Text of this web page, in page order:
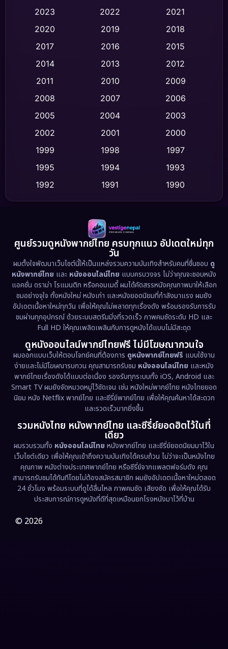
Classic หนังคลาสสิก (47)
Comedy ตลก (436)
Crime อาชญากรรม (513)
Cult Film
Dance เต้น (10)
Detective สืบสวน (59)
Disaster (13)
Disney+ (5)
Documentary สารคดี (93)
Drama ดราม่า (1,460)
Dystopian (17)
Emotional (61)
Epic มหากาพย์ (218)
Erotic (36)
Family ครอบครัว (363)
Fantasy จินตนาการ (326)
Fiction (9)
Film (57)
Gothic
2023
2022
2021
2020
2019
2018
2017
2016
2015
2014
2013
2012
2011
2010
2009
2008
2007
2006
2005
2004
2003
2002
2001
2000
1999
1998
1997
1995
1994
1993
1992
1991
1990
1989
1988
1986
1983
1978
1962
ศูนย์รวมดูหนังพากย์ไทย ครบทุกแนว อัปเดตใหม่ทุก
วัน
ผมตั้งใจพัฒนาเว็บไซต์นี้ให้เป็นแหล่งรวมความบันเทิงสำหรับคนที่ชื่นชอบ ดู
หนังพากย์ไทย และ หนังออนไลน์ไทย แบบครบวงจร ไม่ว่าคุณจะชอบหนัง
แอคชั่น ดราม่า โรแมนติก หรือคอมเมดี้ ผมได้คัดสรรหนังคุณภาพมาให้เลือก
ชมอย่างจุใจ ทั้งหนังใหม่ หนังเก่า และหนังยอดนิยมที่กำลังมาแรง ผมยัง
อัปเดตเนื้อหาใหม่ทุกวัน เพื่อให้คุณไม่พลาดทุกเรื่องดัง พร้อมรองรับการรับ
ชมผ่านทุกอุปกรณ์ ด้วยระบบสตรีมมิ่งที่รวดเร็ว ภาพคมชัดระดับ HD และ
Full HD ให้คุณเพลิดเพลินกับการดูหนังได้แบบไม่มีสะดุด
ดูหนังออนไลน์พากย์ไทยฟรี ไม่มีโฆษณากวนใจ
ผมออกแบบเว็บให้ตอบโจทย์คนที่ต้องการ ดูหนังพากย์ไทยฟรี แบบใช้งาน
ง่ายและไม่มีโฆษณารบกวน คุณสามารถรับชม หนังออนไลน์ไทย และหนัง
พากย์ไทยเรื่องดังได้แบบต่อเนื่อง รองรับทุกระบบทั้ง iOS, Android และ
Smart TV ผมยังจัดหมวดหมู่ไว้ชัดเจน เช่น หนังใหม่พากย์ไทย หนังไทยยอด
นิยม หนัง Netflix พากย์ไทย และซีรี่ย์พากย์ไทย เพื่อให้คุณค้นหาได้สะดวก
และรวดเร็วมากยิ่งขึ้น
รวมหนังไทย หนังพากย์ไทย และซีรี่ย์ยอดฮิตไว้ในที่
เดียว
ผมรวบรวมทั้ง หนังออนไลน์ไทย หนังพากย์ไทย และซีรี่ย์ยอดนิยมมาไว้ใน
เว็บไซต์เดียว เพื่อให้คุณเข้าถึงความบันเทิงได้ครบถ้วน ไม่ว่าจะเป็นหนังไทย
คุณภาพ หนังต่างประเทศพากย์ไทย หรือซีรี่ย์จากแพลตฟอร์มดัง คุณ
สามารถรับชมได้ทันทีโดยไม่ต้องสมัครสมาชิก ผมยังอัปเดตเนื้อหาใหม่ตลอด
24 ชั่วโมง พร้อมระบบที่ดูได้ลื่นไหล ภาพคมชัด เสียงชัด เพื่อให้คุณได้รับ
ประสบการณ์การดูหนังที่ดีที่สุดเหมือนยกโรงหนังมาไว้ที่บ้าน
© 2026